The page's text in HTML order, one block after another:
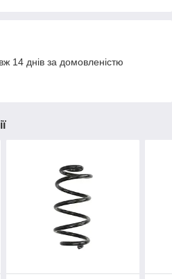
14 днів за домовленістю